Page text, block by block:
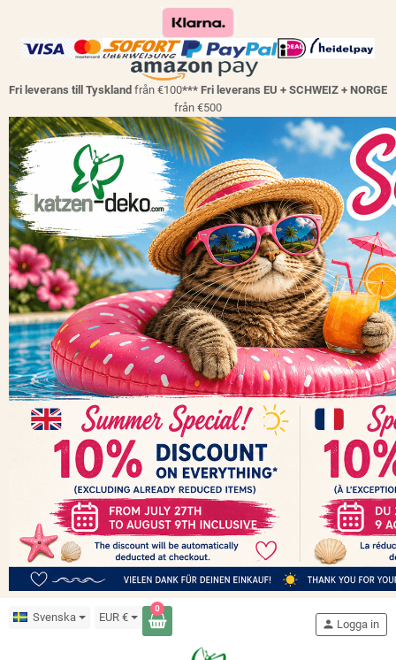
Fri leverans till Tyskland från €100*** Fri leverans EU + SCHWEIZ + NORGE
från €500
Svenska EUR €
0
person Logga in